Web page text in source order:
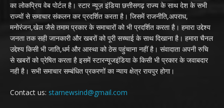
का लोकप्रिय वेब पोर्टल है। स्टार न्यूज़ इंडिया छत्तीसगढ़ राज्य के साथ देश के सभी
राज्यों से समाचार संकलन कर प्रदर्शित करता है। जिसमें राजनीति,अपराध,
मनोरंजन,खेल जैसे तमाम प्रकार के समाचारों को भी प्रदर्शित करता है। हमारा उद्देश्य
जनता तक सही जानकारी और खबरों को पूरी सच्चाई के साथ दिखाना है। हमारा चैनल
उद्देश्य किसी भी जाति,धर्म और आस्था को ठेस पहुंचाना नहीं है। संवादाता अपनी रुचि
से खबरों को प्रेषित करता है इसमें स्टारन्यूजइंडिया के किसी भी प्रकार के जवाबदार
नही है। सभी समाचार सम्बंधित प्रकरणों का न्याय क्षेत्र रायपुर होगा।
Contact us: starnewsind@gmail.com